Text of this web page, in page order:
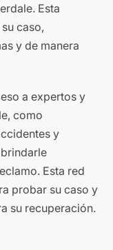
Esta
caso,
y de manera
a expertos y
como
y
Esta red
probar su caso y
su recuperación.